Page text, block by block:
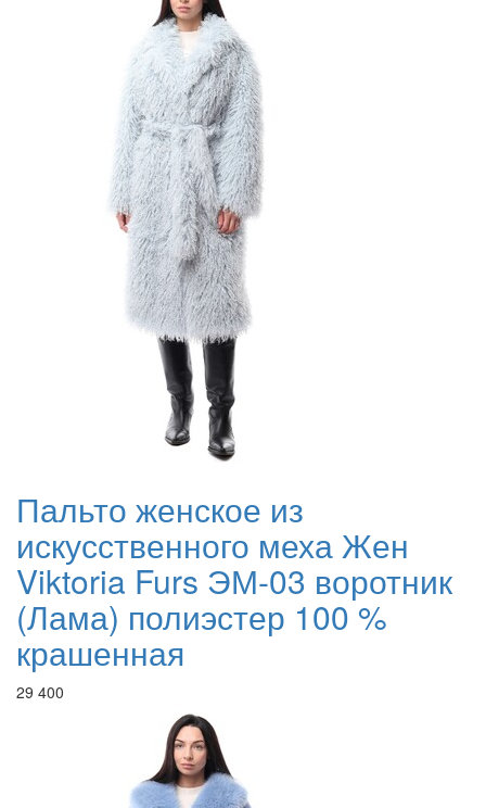
Пальто женское из
искусственного меха Жен
Viktoria Furs ЭМ-03 воротник
(Лама) полиэстер 100 %
крашенная
29 400